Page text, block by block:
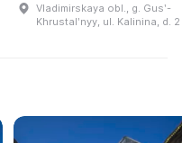
Vladimirskaya obl., g. Gusʹ-
Khrustalʹnyy, ul. Kalinina, d. 2